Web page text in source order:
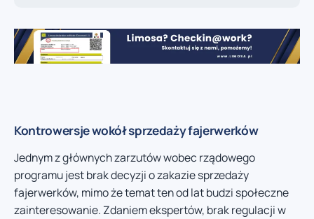
Kontrowersje wokół sprzedaży fajerwerków
Jednym z głównych zarzutów wobec rządowego
programu jest brak decyzji o zakazie sprzedaży
fajerwerków, mimo że temat ten od lat budzi społeczne
zainteresowanie. Zdaniem ekspertów, brak regulacji w